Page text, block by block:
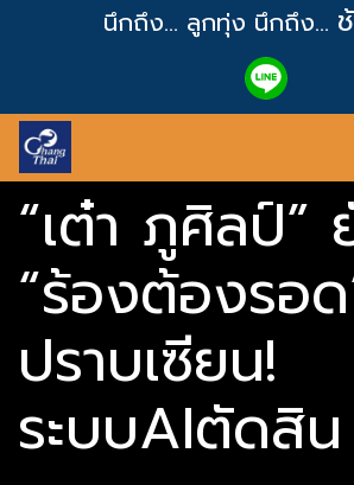
นึกถึง... ลูกทุ่ง นึกถึง...
“เต๋า ภูศิลป์”
“ร้องต้องรอ
ปราบเซียน!
ระบบAIตัดสิน